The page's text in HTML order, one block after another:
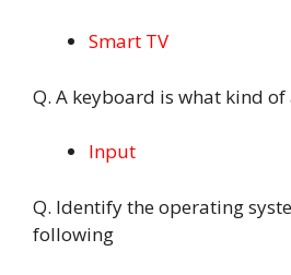
Smart TV
Q. A keyboard is what kind of
Input
Q. Identify the operating
following